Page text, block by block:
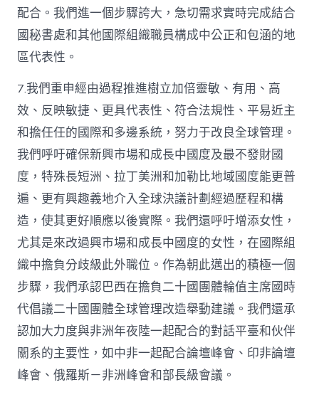
配合。我們進一個步驟誇大，急切需求實時完成結合
國秘書處和其他國際組織職員構成中公正和包涵的地
區代表性。
7.我們重申經由過程推進樹立加倍靈敏、有用、高
效、反映敏捷、更具代表性、符合法規性、平易近主
和擔任任的國際和多邊系統，努力于改良全球管理。
我們呼吁確保新興市場和成長中國度及最不發財國
度，特殊長短洲、拉丁美洲和加勒比地域國度能更普
遍、更有興趣義地介入全球決議計劃經過歷程和構
造，使其更好順應以後實際。我們還呼吁增添女性，
尤其是來改過興市場和成長中國度的女性，在國際組
織中擔負分歧級此外職位。作為朝此邁出的積極一個
步驟，我們承認巴西在擔負二十國團體輪值主席國時
代倡議二十國團體全球管理改造舉動建議。我們還承
認加大力度與非洲年夜陸一起配合的對話平臺和伙伴
關系的主要性，如中非一起配合論壇峰會、印非論壇
峰會、俄羅斯－非洲峰會和部長級會議。